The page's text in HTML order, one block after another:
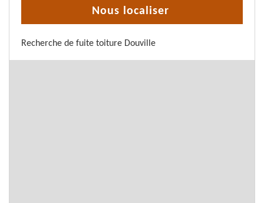
Nous localiser
Recherche de fuite toiture Douville